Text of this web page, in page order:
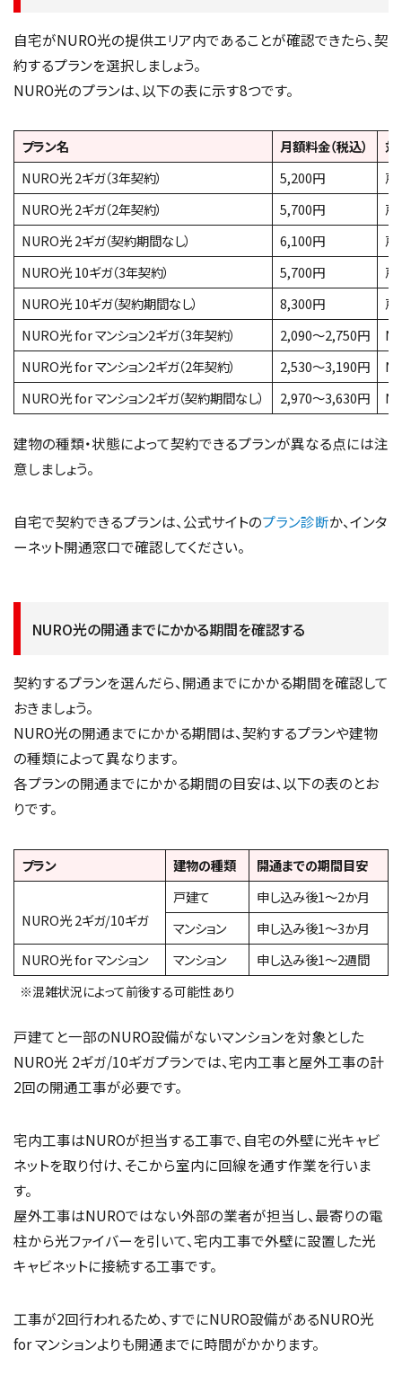
自宅がNURO光の提供エリア内であることが確認できたら、契
約するプランを選択しましょう。
NURO光のプランは、以下の表に示す8つです。
プラン名 月額料金（税込）
対
NURO光 2ギガ（3年契約）
5,200円
戸
NURO光 2ギガ（2年契約）
5,700円
戸
NURO光 2ギガ（契約期間なし）
6,100円
戸
NURO光 10ギガ（3年契約）
5,700円
戸
NURO光 10ギガ（契約期間なし）
8,300円
戸
NURO光 for マンション2ギガ（3年契約）
2,090〜2,750円
NURO光 for マンション2ギガ（2年契約）
2,530〜3,190円
NURO光 for マンション2ギガ（契約期間なし）
2,970〜3,630円
建物の種類・状態によって契約できるプランが異なる点には注
意しましょう。
自宅で契約できるプランは、公式サイトのプラン診断か、インタ
ーネット開通窓口で確認してください。
NURO光の開通までにかかる期間を確認する
契約するプランを選んだら、開通までにかかる期間を確認して
おきましょう。
NURO光の開通までにかかる期間は、契約するプランや建物
の種類によって異なります。
各プランの開通までにかかる期間の目安は、以下の表のとお
りです。
プラン 建物の種類 開通までの期間目安
NURO光 2ギガ/10ギガ
戸建て
申し込み後1〜2か月
マンション
申し込み後1〜3か月
NURO光 for マンション
マンション 申し込み後1〜2週間
※混雑状況によって前後する可能性あり
戸建てと一部のNURO設備がないマンションを対象とした
NURO光 2ギガ/10ギガプランでは、宅内工事と屋外工事の計
2回の開通工事が必要です。
宅内工事はNUROが担当する工事で、自宅の外壁に光キャビ
ネットを取り付け、そこから室内に回線を通す作業を行いま
す。
屋外工事はNUROではない外部の業者が担当し、最寄りの電
柱から光ファイバーを引いて、宅内工事で外壁に設置した光
キャビネットに接続する工事です。
工事が2回行われるため、すでにNURO設備があるNURO光
for マンションよりも開通までに時間がかかります。